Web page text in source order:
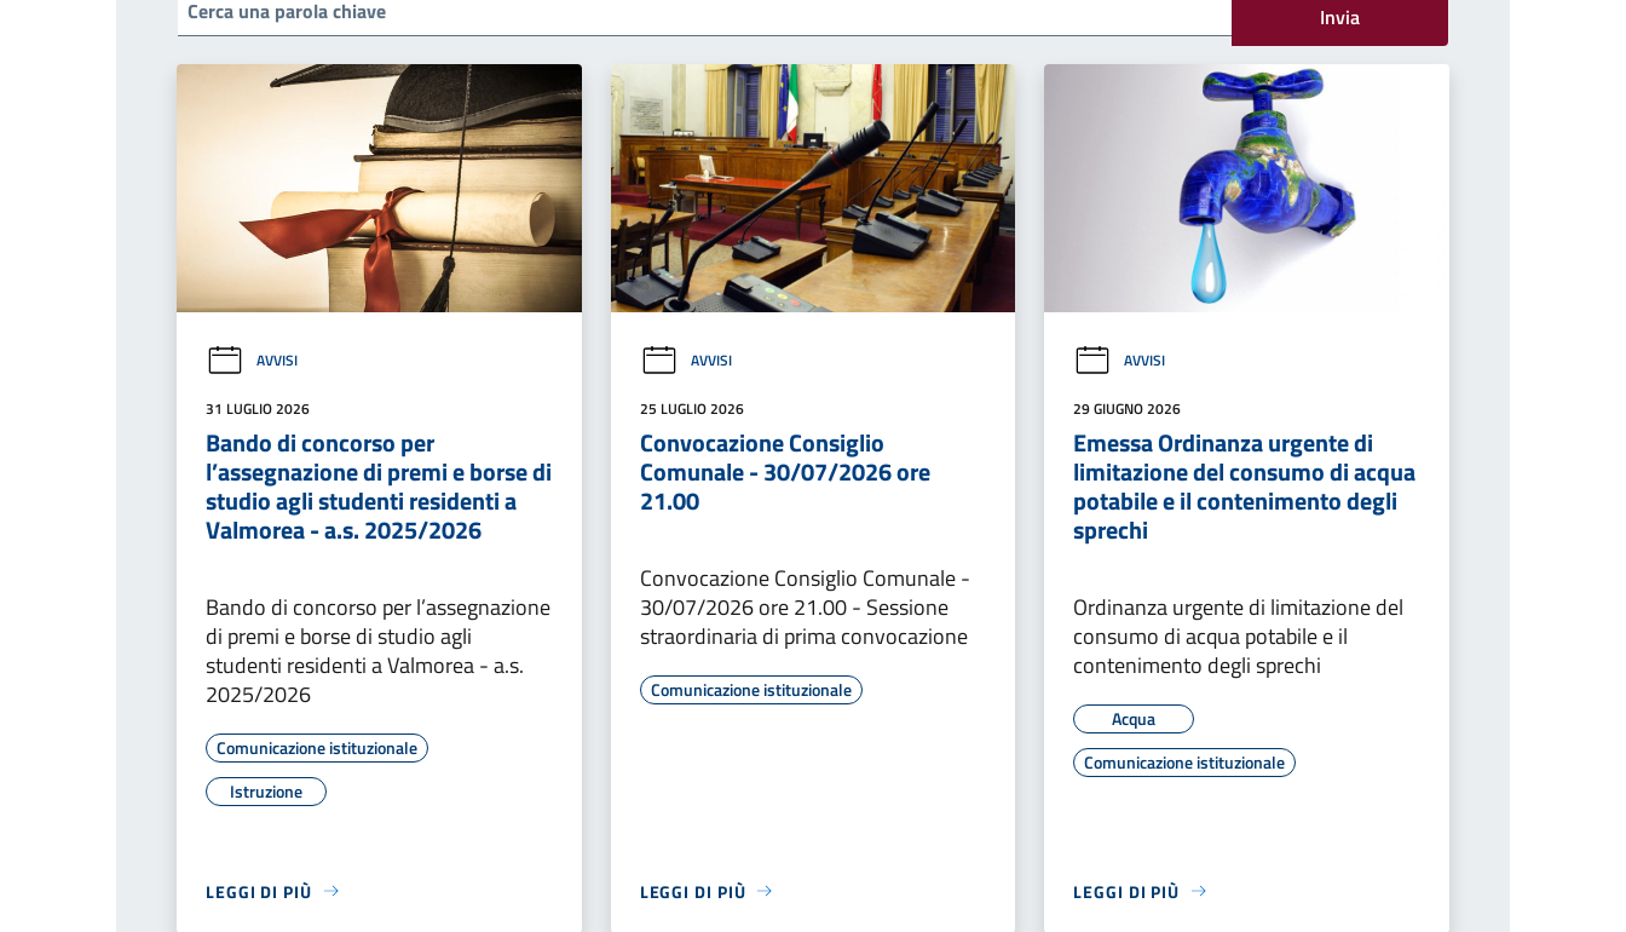
Invia
AVVISI
31 LUGLIO 2026
Bando di concorso per
l’assegnazione di premi e borse di
studio agli studenti residenti a
Valmorea - a.s. 2025/2026
Bando di concorso per l’assegnazione
di premi e borse di studio agli
studenti residenti a Valmorea - a.s.
2025/2026
Comunicazione istituzionale
Istruzione
LEGGI DI PIÙ
AVVISI
25 LUGLIO 2026
Convocazione Consiglio
Comunale - 30/07/2026 ore
21.00
Convocazione Consiglio Comunale -
30/07/2026 ore 21.00 - Sessione
straordinaria di prima convocazione
Comunicazione istituzionale
LEGGI DI PIÙ
AVVISI
29 GIUGNO 2026
Emessa Ordinanza urgente di
limitazione del consumo di acqua
potabile e il contenimento degli
sprechi
Ordinanza urgente di limitazione del
consumo di acqua potabile e il
contenimento degli sprechi
Acqua
Comunicazione istituzionale
LEGGI DI PIÙ